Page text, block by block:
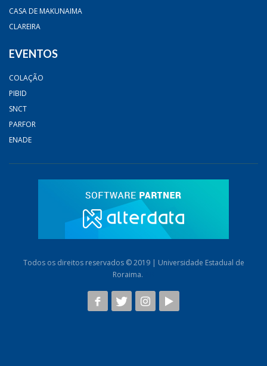
CASA DE MAKUNAIMA
CLAREIRA
EVENTOS
COLAÇÃO
PIBID
SNCT
PARFOR
ENADE
Todos os direitos reservados © 2019 | Universidade Estadual de
Roraima.